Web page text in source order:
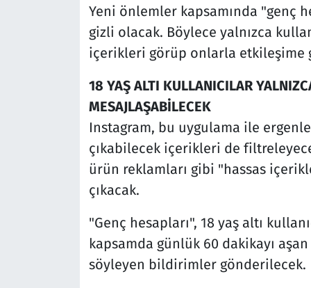
Yeni önlemler kapsamında "genç
gizli olacak. Böylece yalnızca
içerikleri görüp onlarla etkileşime
18 YAŞ ALTI KULLANICILAR
MESAJLAŞABİLECEK
Instagram, bu uygulama ile
çıkabilecek içerikleri de
ürün reklamları gibi "hassas
çıkacak.
"Genç hesapları", 18 yaş altı
kapsamda günlük 60 dakikayı
söyleyen bildirimler gönderilecek.